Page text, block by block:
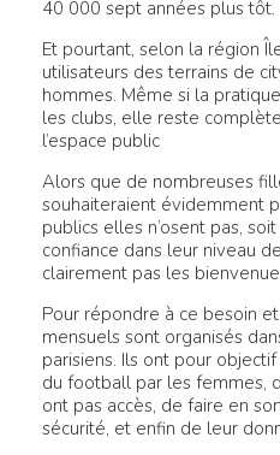
40 000 sept années plus tôt.
Et pourtant, selon la région
utilisateurs des terrains de
hommes. Même si la
les clubs, elle reste
l’espace public
Alors que de nombreuses
souhaiteraient évidemment
publics elles n’osent pas,
confiance dans leur niveau
clairement pas les
Pour répondre à ce besoin
mensuels sont organisés
parisiens. Ils ont pour
du football par les femmes,
ont pas accès, de faire en
sécurité, et enfin de leur